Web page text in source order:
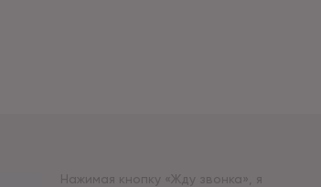
Нажимая кнопку «Жду звонка», я